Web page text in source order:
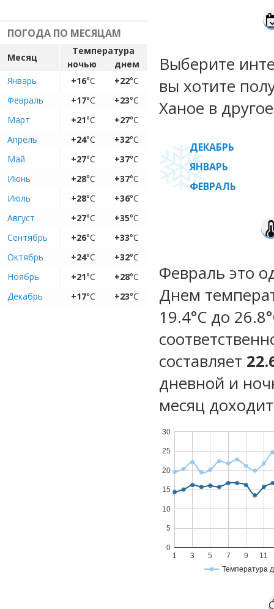
ПОГОДА ПО МЕСЯЦАМ
Месяц
Температура
ночью
днем
Январь
+16°C +22°C
Февраль
+17°C +23°C
Март
+21°C +27°C
Апрель
+24°C +32°C
Май
+27°C +37°C
Июнь
+28°C +37°C
Июль
+28°C +36°C
Август
+27°C +35°C
Сентябрь
+26°C +33°C
Октябрь
+24°C +32°C
Ноябрь
+21°C +28°C
Декабрь
+17°C +23°C
Выберите
вы хотите
Ханое в
ДЕКАБРЬ
ЯНВАРЬ
ФЕВРАЛЬ
Февраль это
Днем
19.4°C до
составляет
дневной и
месяц
Температура
1 3 5 7 9 11
0
5
10
15
20
25
30